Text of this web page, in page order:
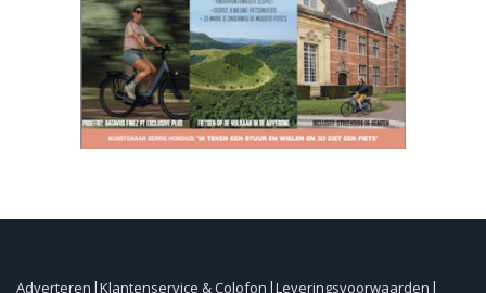
Adverteren Klantenservice & Colofon Leveringsvoorwaarden